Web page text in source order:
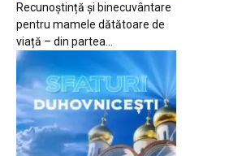
Recunoștință și binecuvântare
pentru mamele dătătoare de
viață – din partea...